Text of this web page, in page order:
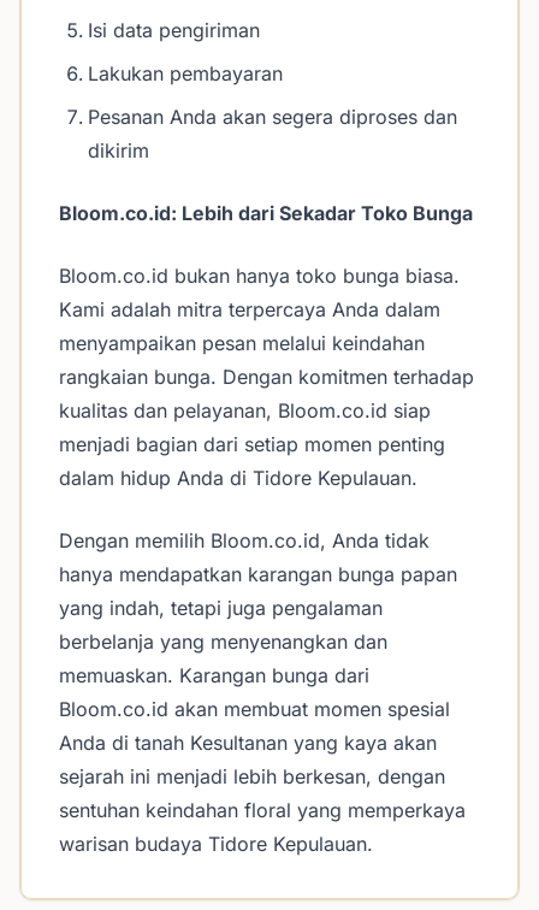
Isi data pengiriman
Lakukan pembayaran
Pesanan Anda akan segera diproses dan
dikirim
Bloom.co.id: Lebih dari Sekadar Toko Bunga
Bloom.co.id bukan hanya toko bunga biasa.
Kami adalah mitra terpercaya Anda dalam
menyampaikan pesan melalui keindahan
rangkaian bunga. Dengan komitmen terhadap
kualitas dan pelayanan, Bloom.co.id siap
menjadi bagian dari setiap momen penting
dalam hidup Anda di Tidore Kepulauan.
Dengan memilih Bloom.co.id, Anda tidak
hanya mendapatkan karangan bunga papan
yang indah, tetapi juga pengalaman
berbelanja yang menyenangkan dan
memuaskan. Karangan bunga dari
Bloom.co.id akan membuat momen spesial
Anda di tanah Kesultanan yang kaya akan
sejarah ini menjadi lebih berkesan, dengan
sentuhan keindahan floral yang memperkaya
warisan budaya Tidore Kepulauan.